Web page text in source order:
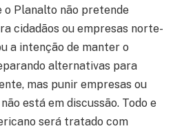
o Planalto não pretende
cidadãos ou empresas norte-
a intenção de manter o
alternativas para
mas punir empresas ou
está em discussão. Todo e
será tratado com